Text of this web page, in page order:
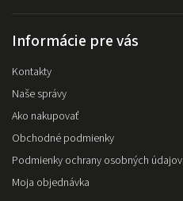
Informácie pre vás
Kontakty
Naše správy
Ako nakupovať
Obchodné podmienky
Podmienky ochrany osobných údajov
Moja objednávka